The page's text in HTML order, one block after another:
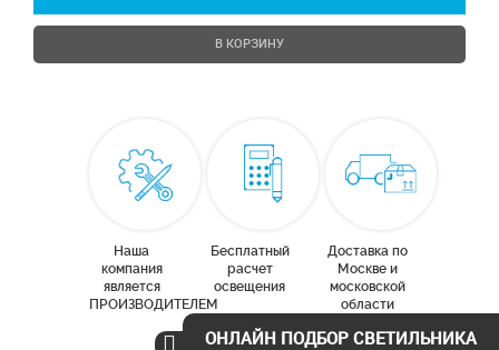
В КОРЗИНУ
Наша
компания
является
ПРОИЗВОДИТЕЛЕМ
Бесплатный
расчет
освещения
Доставка по
Москве и
московской
области
ОНЛАЙН ПОДБОР СВЕТИЛЬНИКА